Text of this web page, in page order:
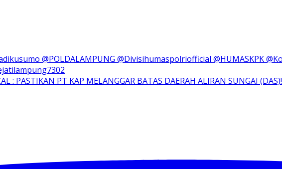
: PASTIKAN PT KAP MELANGGAR BATAS DAERAH ALIRAN SUNGAI (DAS)!